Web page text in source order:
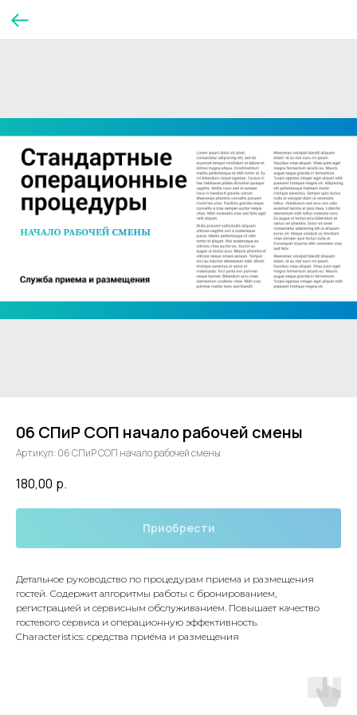
06 СПиР СОП начало рабочей смены
Артикул: 06 СПиР СОП начало рабочей смены
180,00 р.
Приобрести
Детальное руководство по процедурам приема и размещения
гостей. Содержит алгоритмы работы с бронированием,
регистрацией и сервисным обслуживанием. Повышает качество
гостевого сервиса и операционную эффективность.
Characteristics: средства приёма и размещения